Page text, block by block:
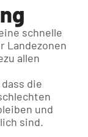
schnelle
Landezonen
allen
die
und
sind.